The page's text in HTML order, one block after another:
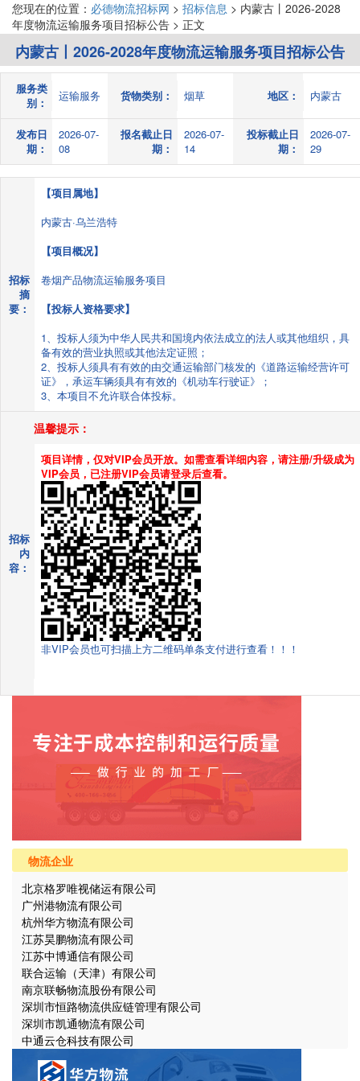
您现在的位置： 必德物流招标网 > 招标信息 > 内蒙古丨2026-2028
年度物流运输服务项目招标公告 > 正文
内蒙古丨2026-2028年度物流运输服务项目招标公告
服务类
别：
运输服务 货物类别： 烟草 地区： 内蒙古
发布日
期：
2026-07-
08
报名截止日
期：
2026-07-
14
投标截止日
期：
2026-07-
29
招标
摘
要：
【项目属地】
内蒙古·乌兰浩特
【项目概况】
卷烟产品物流运输服务项目
【投标人资格要求】
1、投标人须为中华人民共和国境内依法成立的法人或其他组织，具
备有效的营业执照或其他法定证照；
2、投标人须具有有效的由交通运输部门核发的《道路运输经营许可
证》，承运车辆须具有有效的《机动车行驶证》；
3、本项目不允许联合体投标。
招标
内
容：
温馨提示：
项目详情，仅对VIP会员开放。如需查看详细内容，请注册/升级成为
VIP会员，已注册VIP会员请登录后查看。
非VIP会员也可扫描上方二维码单条支付进行查看！！！
物流企业
北京格罗唯视储运有限公司
广州港物流有限公司
杭州华方物流有限公司
江苏昊鹏物流有限公司
江苏中博通信有限公司
联合运输（天津）有限公司
南京联畅物流股份有限公司
深圳市恒路物流供应链管理有限公司
深圳市凯通物流有限公司
中通云仓科技有限公司